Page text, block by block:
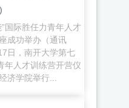
国际胜任力青年人才
成功举办（通讯
日，南开大学第七
年人才训练营开营仪
济学院举行...